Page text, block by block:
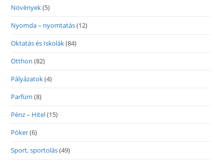
Növények(5)
Nyomda – nyomtatás(12)
Oktatás és Iskolák(84)
Otthon (82)
Pályázatok(4)
Parfüm (8)
Pénz – Hitel(15)
Póker(6)
Sport, sportolás(49)